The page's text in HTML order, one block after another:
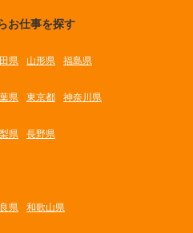
お仕事を探す
県 山形県 福島県
県 東京都 神奈川県
県 長野県
県 和歌山県